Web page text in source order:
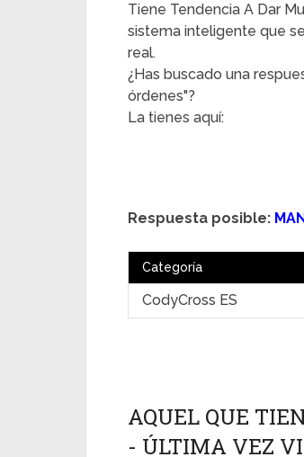
Tiene Tendencia A Dar
sistema inteligente que
real.
¿Has buscado una
órdenes"?
La tienes aquí:
Respuesta posible:
Categoría
CodyCross ES
AQUEL QUE
- ÚLTIMA VEZ